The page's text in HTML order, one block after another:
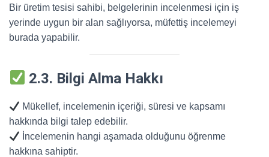
Bir üretim tesisi sahibi, belgelerinin incelenmesi için iş
yerinde uygun bir alan sağlıyorsa, müfettiş incelemeyi
burada yapabilir.
2.3. Bilgi Alma Hakkı
Mükellef, incelemenin içeriği, süresi ve kapsamı
hakkında bilgi talep edebilir.
İncelemenin hangi aşamada olduğunu öğrenme
hakkına sahiptir.